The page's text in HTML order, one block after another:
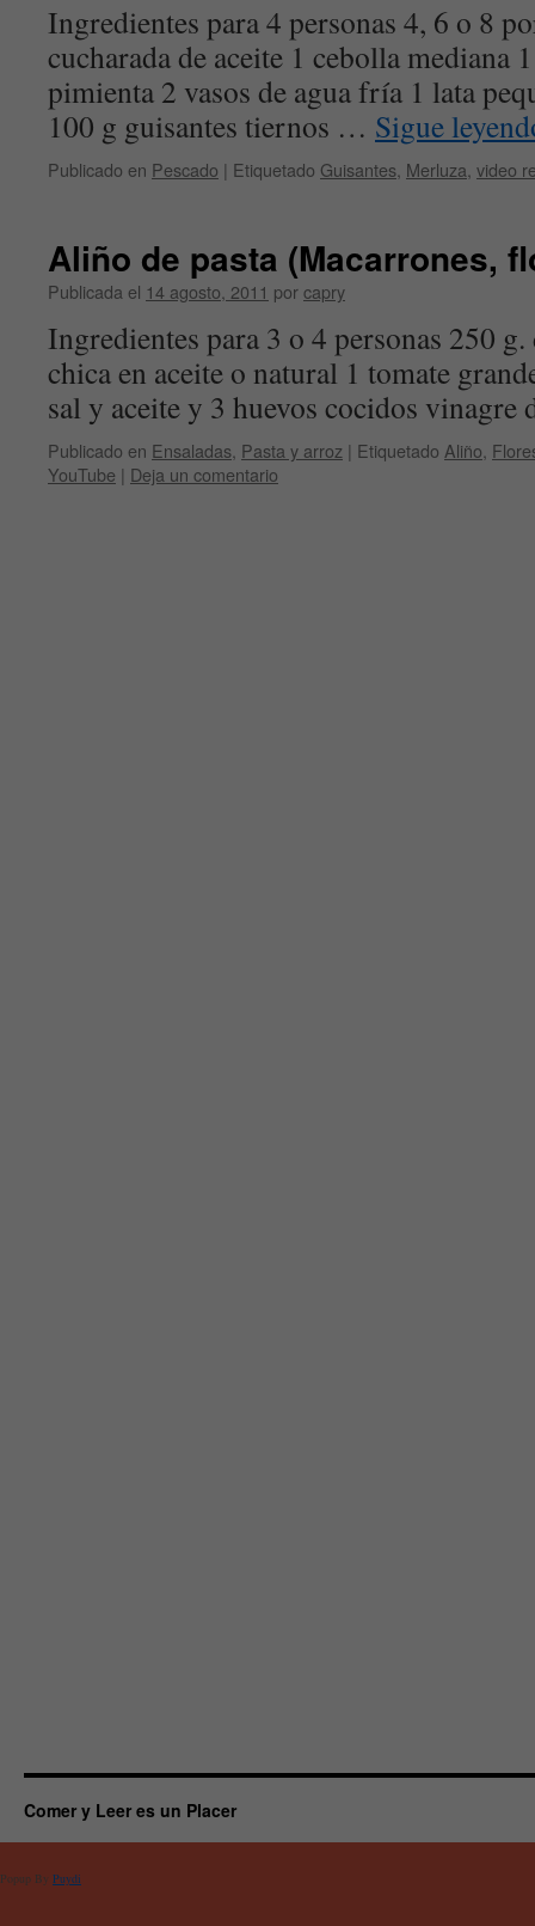
Ingredientes para 4 personas 4, 6 o 8
cucharada de aceite 1 cebolla mediana
pimienta 2 vasos de agua fría 1 lata
100 g guisantes tiernos … Sigue
Publicado en Pescado | Etiquetado Guisantes Merluza video
Aliño de pasta (Macarrones,
Publicada el 14 agosto, 2011 porcapry
Ingredientes para 3 o 4 personas 250 g.
chica en aceite o natural 1 tomate
sal y aceite y 3 huevos cocidos vinagre
Publicado en Ensaladas Pasta y arroz | Etiquetado Aliño
YouTube | Deja un comentario
Comer y Leer es un Placer
Popup By Puydi